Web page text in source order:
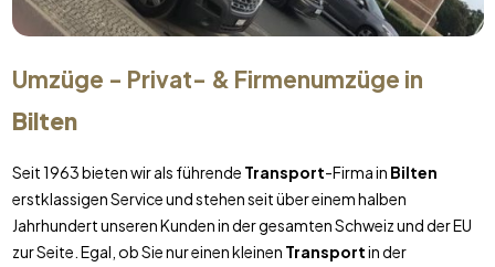
Umzüge - Privat- & Firmenumzüge in
Bilten
Seit 1963 bieten wir als führende Transport-Firma in Bilten
erstklassigen Service und stehen seit über einem halben
Jahrhundert unseren Kunden in der gesamten Schweiz und der EU
zur Seite. Egal, ob Sie nur einen kleinen Transportin der